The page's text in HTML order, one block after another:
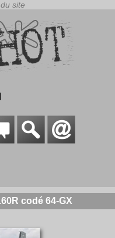
codé 64-GX